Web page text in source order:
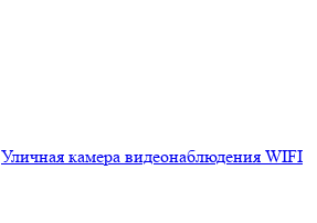
Уличная камера видеонаблюдения WIFI